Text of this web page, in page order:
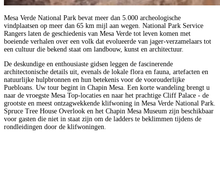
Mesa Verde National Park bevat meer dan 5.000 archeologische
vindplaatsen op meer dan 65 km mijl aan wegen. National Park Service
Rangers laten de geschiedenis van Mesa Verde tot leven komen met
boeiende verhalen over een volk dat evolueerde van jager-verzamelaars tot
een cultuur die bekend staat om landbouw, kunst en architectuur.
De deskundige en enthousiaste gidsen leggen de fascinerende
architectonische details uit, evenals de lokale flora en fauna, artefacten en
natuurlijke hulpbronnen en hun betekenis voor de voorouderlijke
Puebloans. Uw tour begint in Chapin Mesa. Een korte wandeling brengt u
naar de vroegste Mesa Top-locaties en naar het prachtige Cliff Palace - de
grootste en meest ontzagwekkende klifwoning in Mesa Verde National Park.
Spruce Tree House Overlook en het Chapin Mesa Museum zijn beschikbaar
voor gasten die niet in staat zijn om de ladders te beklimmen tijdens de
rondleidingen door de klifwoningen.